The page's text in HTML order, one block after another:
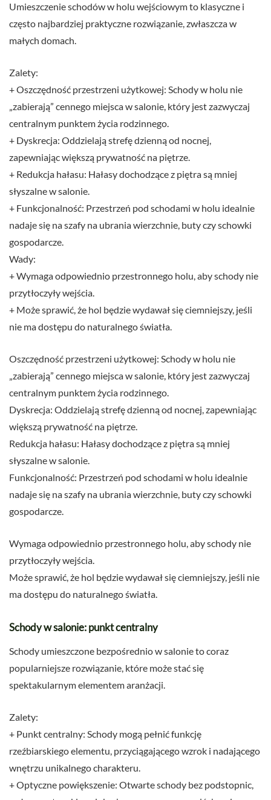
Umieszczenie schodów w holu wejściowym to klasyczne i
często najbardziej praktyczne rozwiązanie, zwłaszcza w
małych domach.
Zalety:
+ Oszczędność przestrzeni użytkowej: Schody w holu nie
„zabierają” cennego miejsca w salonie, który jest zazwyczaj
centralnym punktem życia rodzinnego.
+ Dyskrecja: Oddzielają strefę dzienną od nocnej,
zapewniając większą prywatność na piętrze.
+ Redukcja hałasu: Hałasy dochodzące z piętra są mniej
słyszalne w salonie.
+ Funkcjonalność: Przestrzeń pod schodami w holu idealnie
nadaje się na szafy na ubrania wierzchnie, buty czy schowki
gospodarcze.
Wady:
+ Wymaga odpowiednio przestronnego holu, aby schody nie
przytłoczyły wejścia.
+ Może sprawić, że hol będzie wydawał się ciemniejszy, jeśli
nie ma dostępu do naturalnego światła.
Oszczędność przestrzeni użytkowej: Schody w holu nie
„zabierają” cennego miejsca w salonie, który jest zazwyczaj
centralnym punktem życia rodzinnego.
Dyskrecja: Oddzielają strefę dzienną od nocnej, zapewniając
większą prywatność na piętrze.
Redukcja hałasu: Hałasy dochodzące z piętra są mniej
słyszalne w salonie.
Funkcjonalność: Przestrzeń pod schodami w holu idealnie
nadaje się na szafy na ubrania wierzchnie, buty czy schowki
gospodarcze.
Wymaga odpowiednio przestronnego holu, aby schody nie
przytłoczyły wejścia.
Może sprawić, że hol będzie wydawał się ciemniejszy, jeśli nie
ma dostępu do naturalnego światła.
Schody w salonie: punkt centralny
Schody umieszczone bezpośrednio w salonie to coraz
popularniejsze rozwiązanie, które może stać się
spektakularnym elementem aranżacji.
Zalety:
+ Punkt centralny: Schody mogą pełnić funkcję
rzeźbiarskiego elementu, przyciągającego wzrok i nadającego
wnętrzu unikalnego charakteru.
+ Optyczne powiększenie: Otwarte schody bez podstopnic,